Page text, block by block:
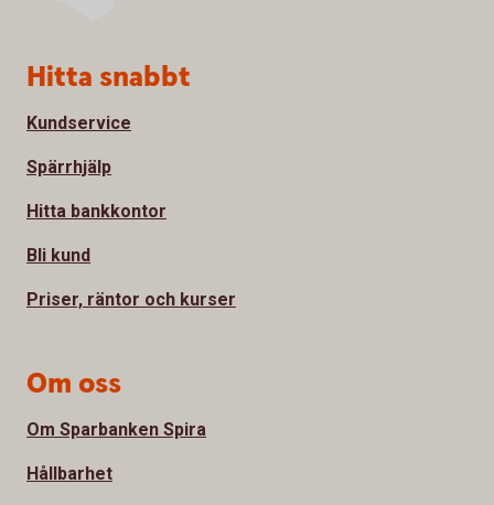
Sidfot
Hitta snabbt
Kundservice
Spärrhjälp
Hitta bankkontor
Bli kund
Priser, räntor och kurser
Om oss
Om Sparbanken Spira
Hållbarhet